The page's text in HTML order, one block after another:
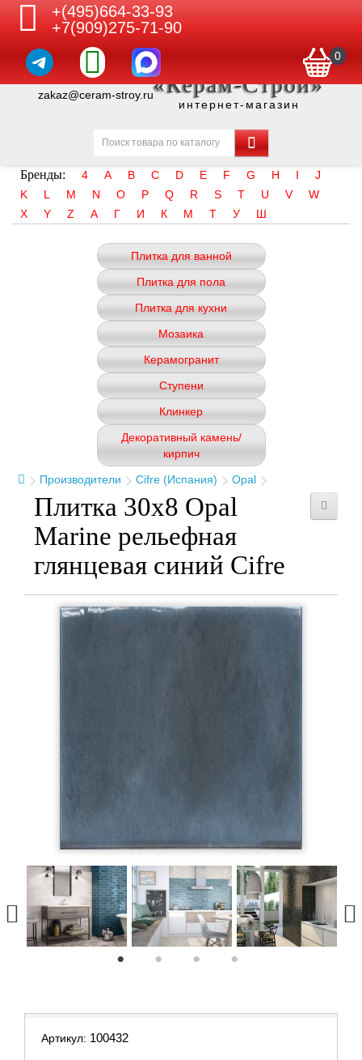
+(495)664-33-93
+7(909)275-71-90
0
zakaz@ceram-stroy.ru«Керам-Строй»
интернет-магазин
Бренды: 4 A B C D E F G H I
J
K
L M N O P Q R S T U V
W
X
Y Z А Г И К М Т У Ш
Плитка для ванной
Плитка для пола
Плитка для кухни
Мозаика
Керамогранит
Ступени
Клинкер
Декоративный камень/
кирпич
Производители
Cifre (Испания) Opal
Плитка 30x8 Opal
Marine рельефная
глянцевая синий Cifre
Артикул: 100432